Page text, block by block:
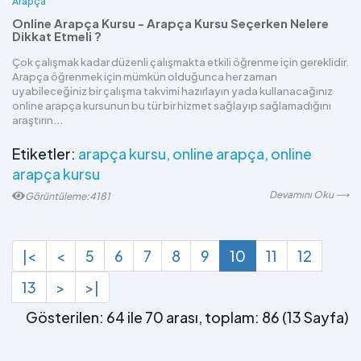
Online Arapça Kursu - Arapça Kursu Seçerken Nelere
Dikkat Etmeli ?
Çok çalışmak kadar düzenli çalışmakta etkili öğrenme için gereklidir.
Arapça öğrenmek için mümkün olduğunca her zaman
uyabileceğiniz bir çalışma takvimi hazırlayın yada kullanacağınız
online arapça kursunun bu tür bir hizmet sağlayıp sağlamadığını
araştırın...
Etiketler: arapça kursu online arapça online
arapça kursu
Görüntüleme:4181 Devamını Oku ⟶
|< < 5 6 7 8 9 10 11
12
13
>
>|
Gösterilen: 64 ile 70 arası, toplam: 86 (13 Sayfa)